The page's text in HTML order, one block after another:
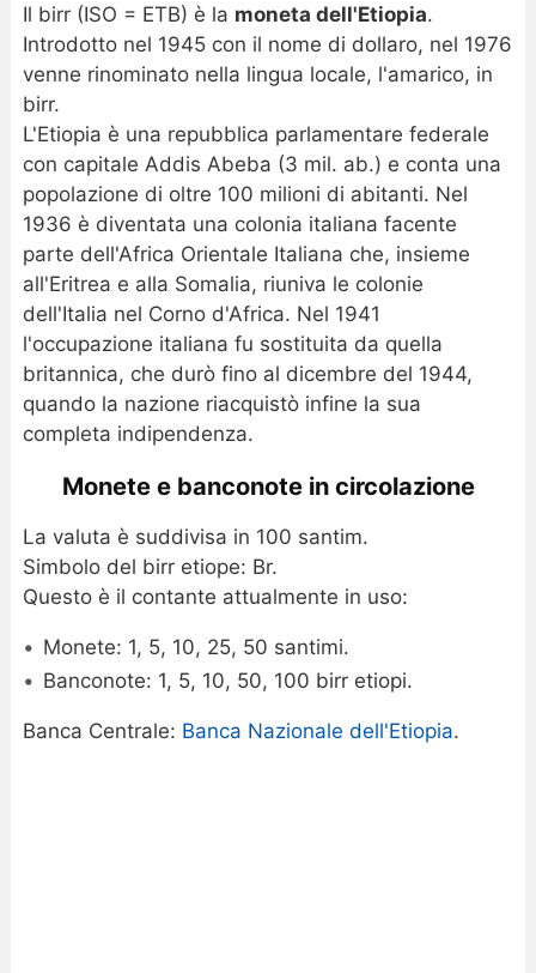
Il birr (ISO = ETB) è la moneta dell'Etiopia.
Introdotto nel 1945 con il nome di dollaro, nel 1976
venne rinominato nella lingua locale, l'amarico, in
birr.
L'Etiopia è una repubblica parlamentare federale
con capitale Addis Abeba (3 mil. ab.) e conta una
popolazione di oltre 100 milioni di abitanti. Nel
1936 è diventata una colonia italiana facente
parte dell'Africa Orientale Italiana che, insieme
all'Eritrea e alla Somalia, riuniva le colonie
dell'Italia nel Corno d'Africa. Nel 1941
l'occupazione italiana fu sostituita da quella
britannica, che durò fino al dicembre del 1944,
quando la nazione riacquistò infine la sua
completa indipendenza.
Monete e banconote in circolazione
La valuta è suddivisa in 100 santim.
Simbolo del birr etiope: Br.
Questo è il contante attualmente in uso:
Monete: 1, 5, 10, 25, 50 santimi.
Banconote: 1, 5, 10, 50, 100 birr etiopi.
Banca Centrale: Banca Nazionale dell'Etiopia.